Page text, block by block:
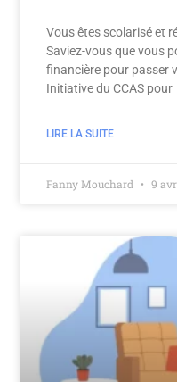
Vous êtes scolarisé et
Saviez-vous que vous
financière pour passer
Initiative du CCAS pour
LIRE LA SUITE
Fanny Mouchard 9